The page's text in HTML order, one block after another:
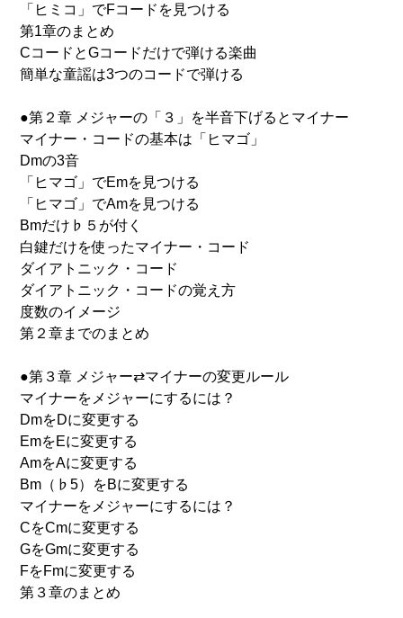
「ヒミコ」でFコードを見つける
第1章のまとめ
CコードとGコードだけで弾ける楽曲
簡単な童謡は3つのコードで弾ける
●第２章 メジャーの「３」を半音下げるとマイナー
マイナー・コードの基本は「ヒマゴ」
Dmの3音
「ヒマゴ」でEmを見つける
「ヒマゴ」でAmを見つける
Bmだけ♭５が付く
白鍵だけを使ったマイナー・コード
ダイアトニック・コード
ダイアトニック・コードの覚え方
度数のイメージ
第２章までのまとめ
●第３章 メジャー⇄マイナーの変更ルール
マイナーをメジャーにするには？
DmをDに変更する
EmをEに変更する
AmをAに変更する
Bm（♭5）をBに変更する
マイナーをメジャーにするには？
CをCmに変更する
GをGmに変更する
FをFmに変更する
第３章のまとめ